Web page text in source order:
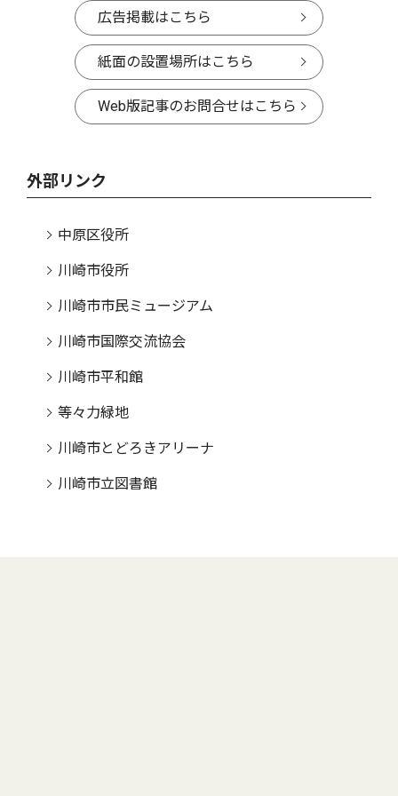
広告掲載はこちら
紙面の設置場所はこちら
Web版記事のお問合せはこちら
外部リンク
中原区役所
川崎市役所
川崎市市民ミュージアム
川崎市国際交流協会
川崎市平和館
等々力緑地
川崎市とどろきアリーナ
川崎市立図書館